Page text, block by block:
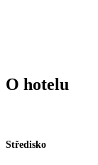
O hotelu
Středisko